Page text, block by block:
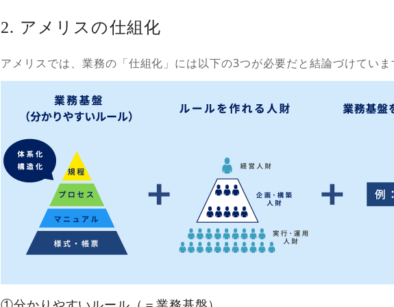
2. アメリスの仕組化
アメリスでは、業務の「仕組化」には以下の3つが必要だと結論づけていま